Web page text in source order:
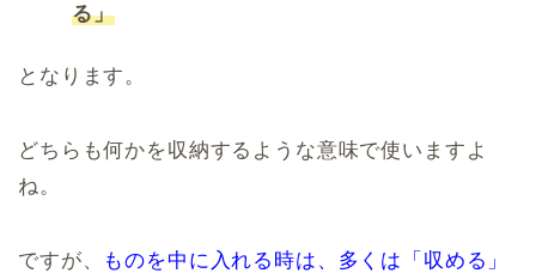
る」
となります。
どちらも何かを収納するような意味で使いますよ
ね。
ですが、
ものを中に入れる時は、多くは「収める」